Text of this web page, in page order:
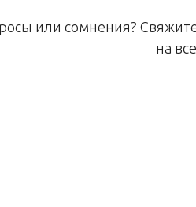
или сомнения?
на